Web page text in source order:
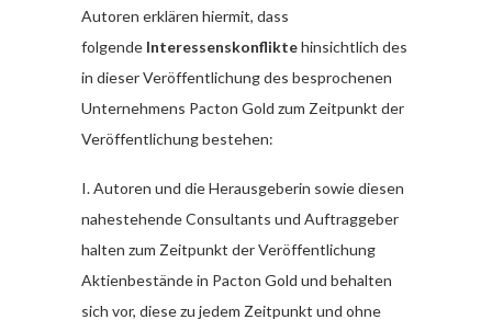
Autoren erklären hiermit, dass
folgende Interessenskonfliktehinsichtlich des
in dieser Veröffentlichung des besprochenen
Unternehmens Pacton Gold zum Zeitpunkt der
Veröffentlichung bestehen:
I. Autoren und die Herausgeberin sowie diesen
nahestehende Consultants und Auftraggeber
halten zum Zeitpunkt der Veröffentlichung
Aktienbestände in Pacton Gold und behalten
sich vor, diese zu jedem Zeitpunkt und ohne